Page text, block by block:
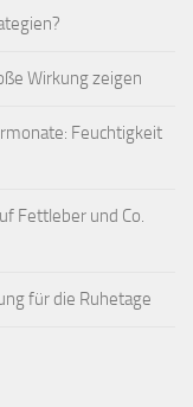
Wirkung zeigen
Feuchtigkeit
Fettleber und Co.
für die Ruhetage